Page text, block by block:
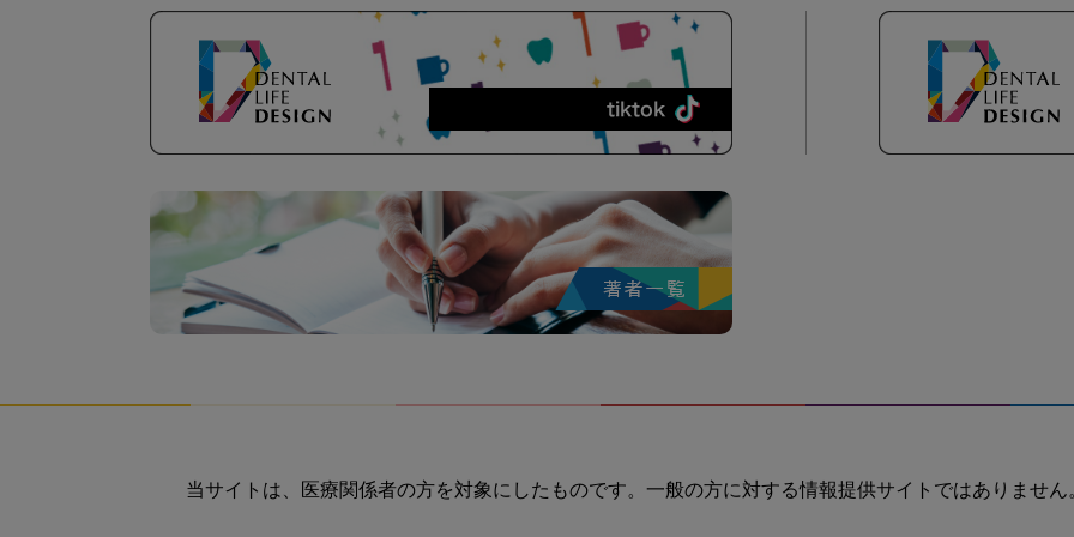
当サイトは、医療関係者の方を対象にしたものです。一般の方に対する情報提供サイトではありません